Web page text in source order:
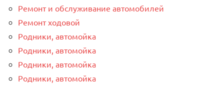
Ремонт и обслуживание автомобилей
Ремонт ходовой
Родники, автомойка
Родники, автомойка
Родники, автомойка
Родники, автомойка